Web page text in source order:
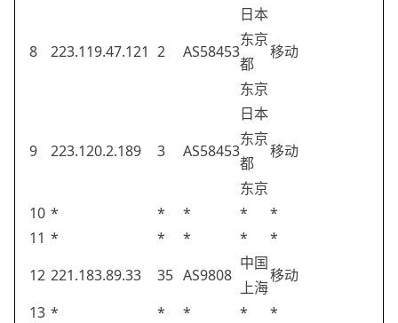
8 223.119.47.121 2 AS58453
日本
东京
都
东京
移动
9 223.120.2.189 3 AS58453
日本
东京
都
东京
移动
10 * * * *
*
11 * * * *
*
12 221.183.89.33 35 AS9808
中国
上海
移动
13 * * * *
*